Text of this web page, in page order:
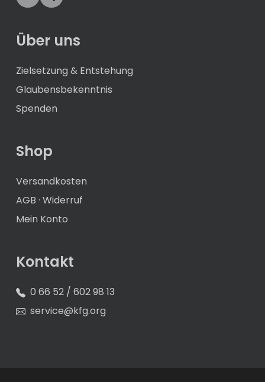
Über uns
Zielsetzung & Entstehung
Glaubensbekenntnis
Spenden
Shop
Versandkosten
AGB · Widerruf
Mein Konto
Kontakt
0 66 52 / 602 98 13
service@kfg.org